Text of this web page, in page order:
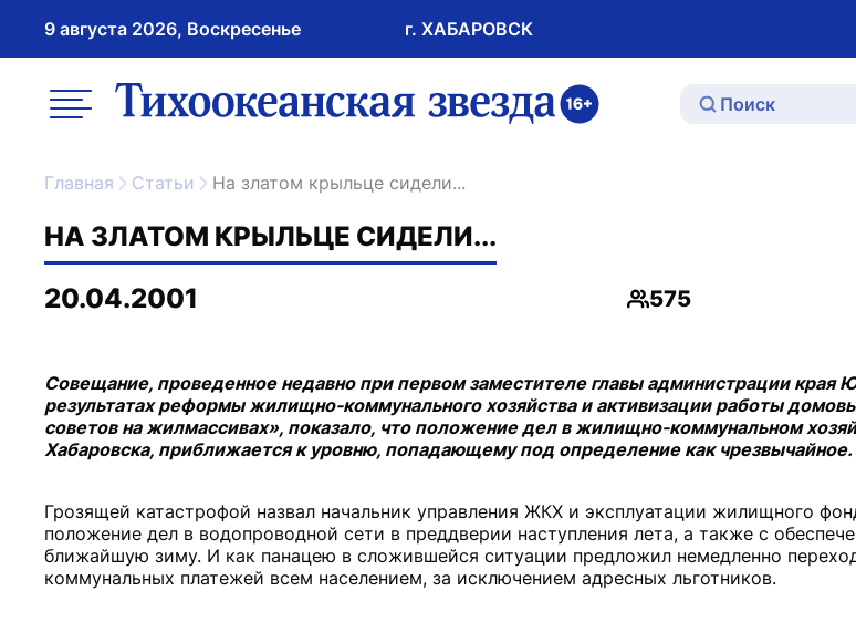
9 августа 2026, Воскресенье г. ХАБАРОВСК
меню ссылка на главную
Главная Статьи На златом крыльце сидели...
НА ЗЛАТОМ КРЫЛЬЦЕ СИДЕЛИ...
20.04.2001
Просмотры
575
Совещание, проведенное недавно при первом заместителе главы администрации края
результатах реформы жилищно-коммунального хозяйства и активизации работы
советов на жилмассивах», показало, что положение дел в жилищно-коммунальном
Хабаровска, приближается к уровню, попадающему под определение как чрезвычайное.
Грозящей катастрофой назвал начальник управления ЖКХ и эксплуатации жилищного
положение дел в водопроводной сети в преддверии наступления лета, а также с
ближайшую зиму. И как панацею в сложившейся ситуации предложил немедленно
коммунальных платежей всем населением, за исключением адресных льготников.